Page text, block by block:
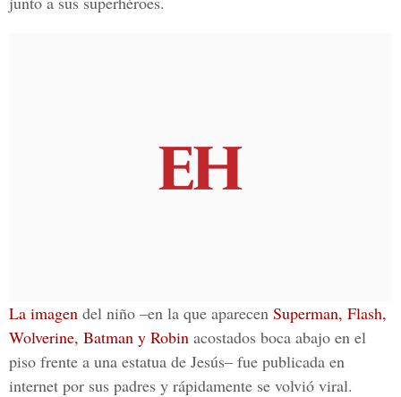
La imagen del niño –en la que aparecen Superman, Flash,
Wolverine, Batman y Robin acostados boca abajo en el
piso frente a una estatua de Jesús– fue publicada en
internet por sus padres y rápidamente se volvió viral.